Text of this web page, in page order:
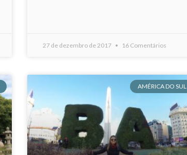
27 de dezembro de 2017 16 Comentários
AMÉRICA DO SUL